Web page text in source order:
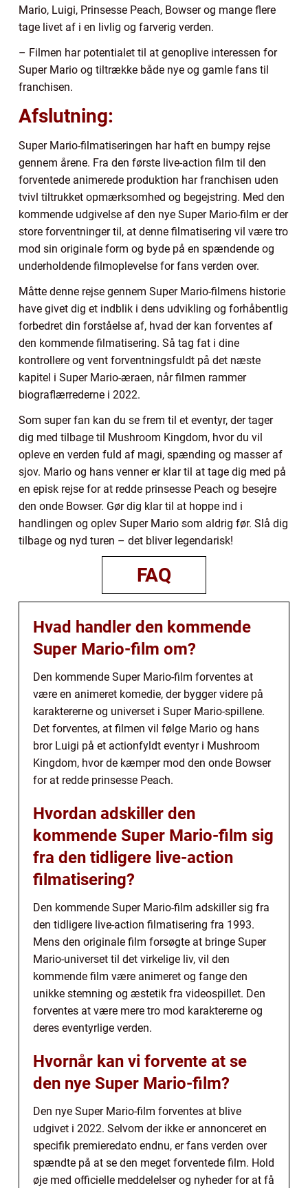
Mario, Luigi, Prinsesse Peach, Bowser og mange flere
tage livet af i en livlig og farverig verden.
– Filmen har potentialet til at genoplive interessen for
Super Mario og tiltrække både nye og gamle fans til
franchisen.
Afslutning:
Super Mario-filmatiseringen har haft en bumpy rejse
gennem årene. Fra den første live-action film til den
forventede animerede produktion har franchisen uden
tvivl tiltrukket opmærksomhed og begejstring. Med den
kommende udgivelse af den nye Super Mario-film er der
store forventninger til, at denne filmatisering vil være tro
mod sin originale form og byde på en spændende og
underholdende filmoplevelse for fans verden over.
Måtte denne rejse gennem Super Mario-filmens historie
have givet dig et indblik i dens udvikling og forhåbentlig
forbedret din forståelse af, hvad der kan forventes af
den kommende filmatisering. Så tag fat i dine
kontrollere og vent forventningsfuldt på det næste
kapitel i Super Mario-æraen, når filmen rammer
biograflærrederne i 2022.
Som super fan kan du se frem til et eventyr, der tager
dig med tilbage til Mushroom Kingdom, hvor du vil
opleve en verden fuld af magi, spænding og masser af
sjov. Mario og hans venner er klar til at tage dig med på
en episk rejse for at redde prinsesse Peach og besejre
den onde Bowser. Gør dig klar til at hoppe ind i
handlingen og oplev Super Mario som aldrig før. Slå dig
tilbage og nyd turen – det bliver legendarisk!
FAQ
Hvad handler den kommende
Super Mario-film om?
Den kommende Super Mario-film forventes at
være en animeret komedie, der bygger videre på
karaktererne og universet i Super Mario-spillene.
Det forventes, at filmen vil følge Mario og hans
bror Luigi på et actionfyldt eventyr i Mushroom
Kingdom, hvor de kæmper mod den onde Bowser
for at redde prinsesse Peach.
Hvordan adskiller den
kommende Super Mario-film sig
fra den tidligere live-action
filmatisering?
Den kommende Super Mario-film adskiller sig fra
den tidligere live-action filmatisering fra 1993.
Mens den originale film forsøgte at bringe Super
Mario-universet til det virkelige liv, vil den
kommende film være animeret og fange den
unikke stemning og æstetik fra videospillet. Den
forventes at være mere tro mod karaktererne og
deres eventyrlige verden.
Hvornår kan vi forvente at se
den nye Super Mario-film?
Den nye Super Mario-film forventes at blive
udgivet i 2022. Selvom der ikke er annonceret en
specifik premieredato endnu, er fans verden over
spændte på at se den meget forventede film. Hold
øje med officielle meddelelser og nyheder for at få